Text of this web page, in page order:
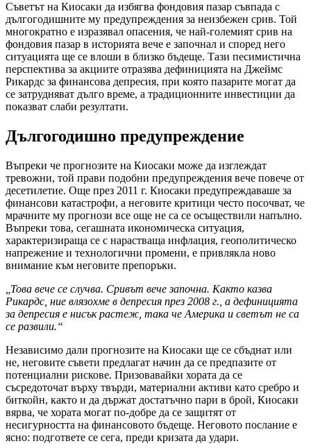
Съветът на Киосаки да избягва фондовия пазар съвпада с
дългогодишните му предупреждения за неизбежен срив. Той
многократно е изразявал опасения, че най-големият срив на
фондовия пазар в историята вече е започнал и според него
ситуацията ще се влоши в близко бъдеще. Тази песимистична
перспектива за акциите отразява дефиницията на Джеймс
Рикардс за финансова депресия, при която пазарите могат да
се затрудняват дълго време, а традиционните инвестиции да
показват слаби резултати.
Дългогодишно предупреждение
Въпреки че прогнозите на Киосаки може да изглеждат
тревожни, той прави подобни предупреждения вече повече от
десетилетие. Още през 2011 г. Киосаки предупреждаваше за
финансови катастрофи, а неговите критици често посочват, че
мрачните му прогнози все още не са се осъществили напълно.
Въпреки това, сегашната икономическа ситуация,
характеризираща се с нарастваща инфлация, геополитическо
напрежение и технологични промени, е привлякла ново
внимание към неговите препоръки.
„Това вече се случва. Сривът вече започна. Както казва
Рикардс, ние влязохме в депресия през 2008 г., а дефиницията
за депресия е нисък растеж, така че Америка и светът не са
се развили.“
Независимо дали прогнозите на Киосаки ще се сбъднат или
не, неговите съвети предлагат начин да се предпазите от
потенциални рискове. Призовавайки хората да се
съсредоточат върху твърди, материални активи като сребро и
биткойн, както и да държат достатъчно пари в брой, Киосаки
вярва, че хората могат по-добре да се защитят от
несигурността на финансовото бъдеще. Неговото послание е
ясно: подгответе се сега, преди кризата да удари.